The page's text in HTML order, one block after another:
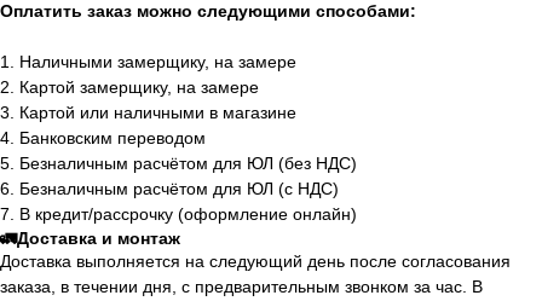
Оплатить заказ можно следующими способами:
1. Наличными замерщику, на замере
2. Картой замерщику, на замере
3. Картой или наличными в магазине
4. Банковским переводом
5. Безналичным расчётом для ЮЛ (без НДС)
6. Безналичным расчётом для ЮЛ (с НДС)
7. В кредит/рассрочку (оформление онлайн)
🚛Доставка и монтаж
Доставка выполняется на следующий день после согласования
заказа, в течении дня, с предварительным звонком за час. В